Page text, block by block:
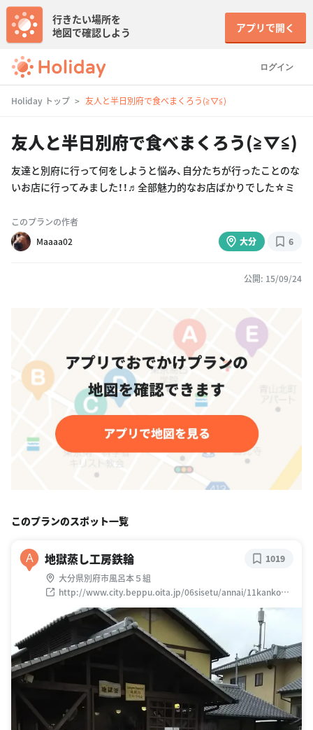
ログイン
行きたい場所を
地図で確認しよう
アプリで開く
Holiday トップ 友人と半日別府で食べまくろう(≧▽≦)
友人と半日別府で食べまくろう(≧▽≦)
友達と別府に行って何をしようと悩み、自分たちが行ったことのな
いお店に行ってみました！！♬全部魅力的なお店ばかりでした☆ミ
このプランの作者
Maaaa02
大分 6
公開: 15/09/24
このプランのスポット一覧
A 地獄蒸し工房鉄輪
大分県別府市風呂本５組
http://www.city.beppu.oita.jp/06sisetu/annai/11kankou/
11-17jikgokumushi.html
1019